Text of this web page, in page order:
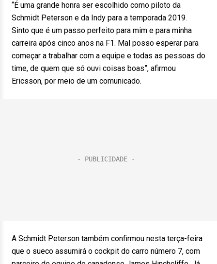
“É uma grande honra ser escolhido como piloto da
Schmidt Peterson e da Indy para a temporada 2019.
Sinto que é um passo perfeito para mim e para minha
carreira após cinco anos na F1. Mal posso esperar para
começar a trabalhar com a equipe e todas as pessoas do
time, de quem que só ouvi coisas boas”, afirmou
Ericsson, por meio de um comunicado.
A Schmidt Peterson também confirmou nesta terça-feira
que o sueco assumirá o cockpit do carro número 7, com